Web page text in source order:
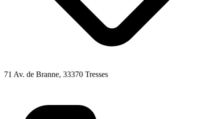
71 Av. de Branne, 33370 Tresses